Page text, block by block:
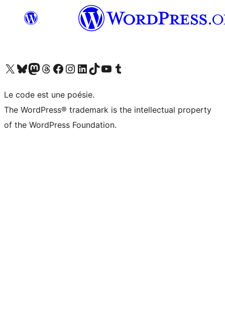
Visit our X (formerly Twitter) account
Visitez notre compte Bluesky
Visit our Mastodon account
Visitez notre compte Threads
Visit our Facebook page
Visit our Instagram account
Visit our LinkedIn account
Visitez notre compte TikTok
Visit our YouTube channel
Visitez notre compte Tumblr
Le code est une poésie.
The WordPress® trademark is the intellectual property
of the WordPress Foundation.